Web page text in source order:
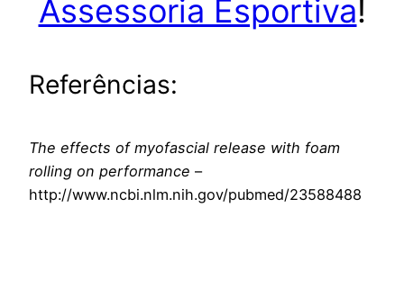
Assessoria Esportiva!
Referências:
The effects of myofascial release with foam
rolling on performance –
http://www.ncbi.nlm.nih.gov/pubmed/23588488